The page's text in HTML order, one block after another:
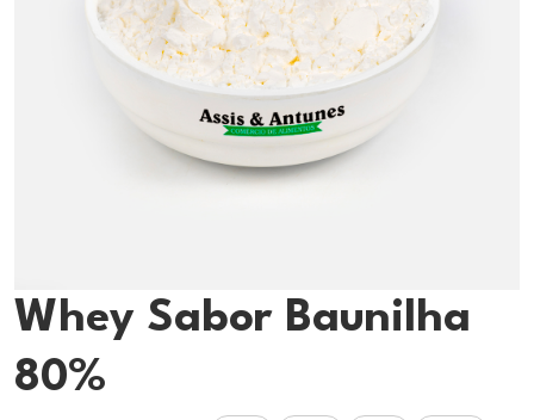
Whey Sabor Baunilha
80%